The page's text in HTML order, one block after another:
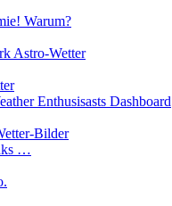
Warum?
Astro-Wetter
Enthusisasts Dashboard
Bilder
…